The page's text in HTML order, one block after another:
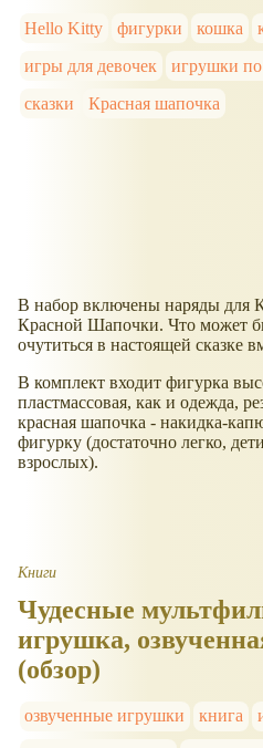
Hello Kitty фигурки кошка
игры для девочек
игрушки
сказки
Красная шапочка
В набор включены наряды для
Красной Шапочки. Что может
очутиться в настоящей сказке
В комплект входит фигурка
пластмассовая, как и одежда,
красная шапочка - накидка-
фигурку (достаточно легко,
взрослых).
Книги
Чудесные
игрушка,
(обзор)
озвученные игрушки книга